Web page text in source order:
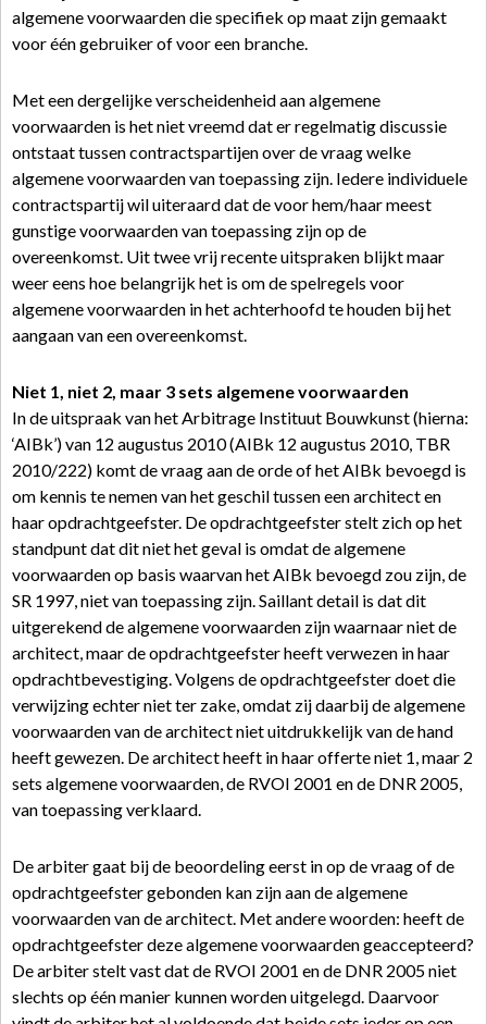
algemene voorwaarden die specifiek op maat zijn gemaakt
voor één gebruiker of voor een branche.
Met een dergelijke verscheidenheid aan algemene
voorwaarden is het niet vreemd dat er regelmatig discussie
ontstaat tussen contractspartijen over de vraag welke
algemene voorwaarden van toepassing zijn. Iedere individuele
contractspartij wil uiteraard dat de voor hem/haar meest
gunstige voorwaarden van toepassing zijn op de
overeenkomst. Uit twee vrij recente uitspraken blijkt maar
weer eens hoe belangrijk het is om de spelregels voor
algemene voorwaarden in het achterhoofd te houden bij het
aangaan van een overeenkomst.
Niet 1, niet 2, maar 3 sets algemene voorwaarden
In de uitspraak van het Arbitrage Instituut Bouwkunst (hierna:
‘AIBk’) van 12 augustus 2010 (AIBk 12 augustus 2010, TBR
2010/222) komt de vraag aan de orde of het AIBk bevoegd is
om kennis te nemen van het geschil tussen een architect en
haar opdrachtgeefster. De opdrachtgeefster stelt zich op het
standpunt dat dit niet het geval is omdat de algemene
voorwaarden op basis waarvan het AIBk bevoegd zou zijn, de
SR 1997, niet van toepassing zijn. Saillant detail is dat dit
uitgerekend de algemene voorwaarden zijn waarnaar niet de
architect, maar de opdrachtgeefster heeft verwezen in haar
opdrachtbevestiging. Volgens de opdrachtgeefster doet die
verwijzing echter niet ter zake, omdat zij daarbij de algemene
voorwaarden van de architect niet uitdrukkelijk van de hand
heeft gewezen. De architect heeft in haar offerte niet 1, maar 2
sets algemene voorwaarden, de RVOI 2001 en de DNR 2005,
van toepassing verklaard.
De arbiter gaat bij de beoordeling eerst in op de vraag of de
opdrachtgeefster gebonden kan zijn aan de algemene
voorwaarden van de architect. Met andere woorden: heeft de
opdrachtgeefster deze algemene voorwaarden geaccepteerd?
De arbiter stelt vast dat de RVOI 2001 en de DNR 2005 niet
slechts op één manier kunnen worden uitgelegd. Daarvoor